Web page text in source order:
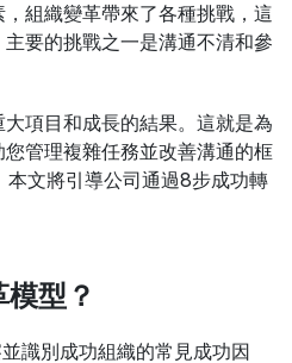
組織變革帶來了各種挑戰，這
要的挑戰之一是溝通不清和參
項目和成長的結果。這就是為
管理複雜任務並改善溝通的框
本文將引導公司通過8步成功轉
型？
識別成功組織的常見成功因